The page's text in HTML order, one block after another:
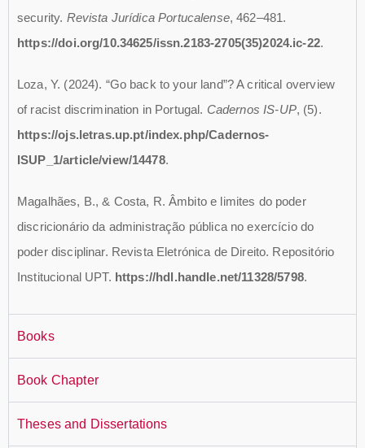
security. Revista Jurídica Portucalense, 462–481.
https://doi.org/10.34625/issn.2183-2705(35)2024.ic-22.
Loza, Y. (2024). “Go back to your land”? A critical overview
of racist discrimination in Portugal. Cadernos IS-UP, (5).
https://ojs.letras.up.pt/index.php/Cadernos-
ISUP_1/article/view/14478.
Magalhães, B., & Costa, R. Âmbito e limites do poder
discricionário da administração pública no exercício do
poder disciplinar. Revista Eletrónica de Direito. Repositório
Institucional UPT. https://hdl.handle.net/11328/5798.
Books
Book Chapter
Theses and Dissertations